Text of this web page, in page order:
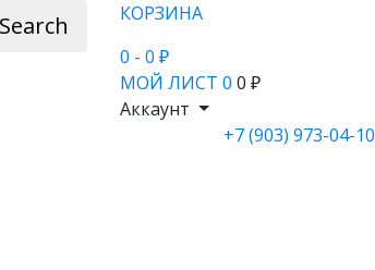
Search
КОРЗИНА
0 - 0 ₽
МОЙ ЛИСТ 0 0 ₽
Аккаунт
+7 (903) 973-04-10